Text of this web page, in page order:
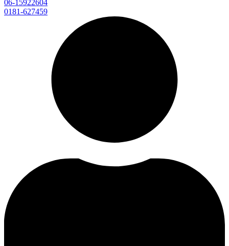
06-15922604
0181-627459